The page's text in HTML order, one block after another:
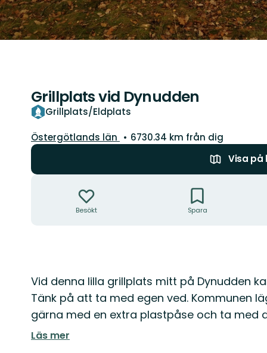
Grillplats vid Dynudden
Grillplats/Eldplats
Län:
Östergötlands län
6730.34 km från dig
Visa på
Besökt Spara
Beskrivning
Vid denna lilla grillplats mitt på Dynudden
Tänk på att ta med egen ved. Kommunen
gärna med en extra plastpåse och ta med
Läs mer